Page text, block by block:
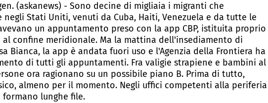
(askanews) - Sono decine di migliaia i migranti che
negli Stati Uniti, venuti da Cuba, Haiti, Venezuela e da tutte le
un appuntamento preso con la app CBP, istituita proprio
al confine meridionale. Ma la mattina dell'insediamento di
Bianca, la app è andata fuori uso e l'Agenzia della Frontiera ha
di tutti gli appuntamenti. Fra valigie strapiene e bambini al
ora ragionano su un possibile piano B. Prima di tutto,
almeno per il momento. Negli uffici competenti alla periferia
formano lunghe file.